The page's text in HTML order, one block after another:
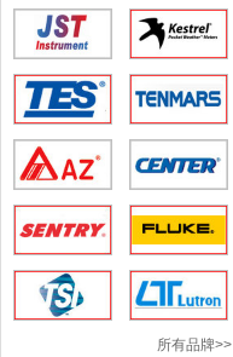
所有品牌>>